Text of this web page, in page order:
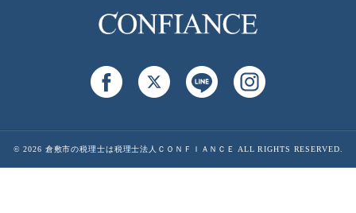
© 2026 倉敷市の税理士は税理士法人ＣＯＮＦＩＡＮＣＥ ALL RIGHTS RESERVED.